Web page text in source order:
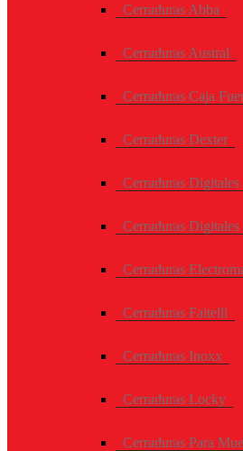
Cerraduras Abba
Cerraduras Austral
Cerraduras Caja
Cerraduras Dexter
Cerraduras Digitales
Cerraduras
Cerraduras
Cerraduras Faitelli
Cerraduras Inoxx
Cerraduras Locky
Cerraduras Para